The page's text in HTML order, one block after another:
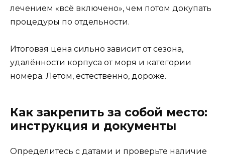
лечением «всё включено», чем потом докупать
процедуры по отдельности.
Итоговая цена сильно зависит от сезона,
удалённости корпуса от моря и категории
номера. Летом, естественно, дороже.
Как закрепить за собой место:
инструкция и документы
Определитесь с датами и проверьте наличие